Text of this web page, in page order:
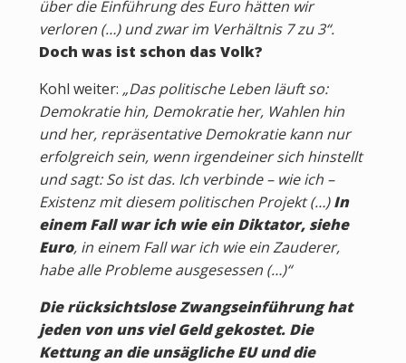
über die Einführung des Euro hätten wir
verloren (…) und zwar im Verhältnis 7 zu 3“.
Doch was ist schon das Volk?
Kohl weiter: „Das politische Leben läuft so:
Demokratie hin, Demokratie her, Wahlen hin
und her, repräsentative Demokratie kann nur
erfolgreich sein, wenn irgendeiner sich hinstellt
und sagt: So ist das. Ich verbinde – wie ich –
Existenz mit diesem politischen Projekt (…)In
einem Fall war ich wie ein Diktator, siehe
Euro, in einem Fall war ich wie ein Zauderer,
habe alle Probleme ausgesessen (…)“
Die rücksichtslose Zwangseinführung hat
jeden von uns viel Geld gekostet. Die
Kettung an die unsägliche EU und die